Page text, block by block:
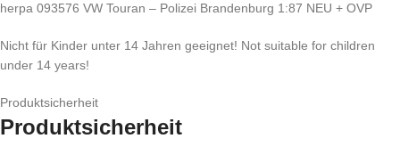
herpa 093576 VW Touran – Polizei Brandenburg 1:87 NEU + OVP
Nicht für Kinder unter 14 Jahren geeignet! Not suitable for children
under 14 years!
Produktsicherheit
Produktsicherheit